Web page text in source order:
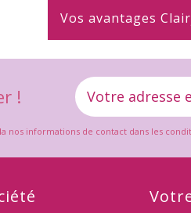
Vos avantages
!
informations de contact dans les